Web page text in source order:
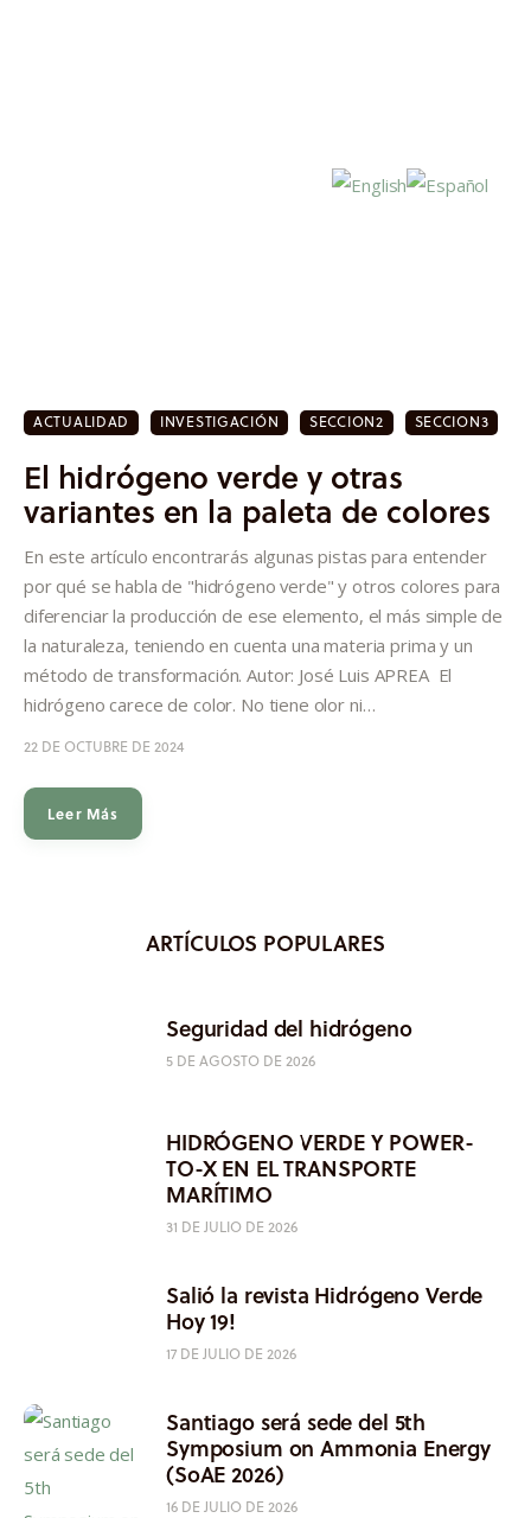
Investigación
Proyectos
Informes
Quiénes somos
ACTUALIDAD INVESTIGACIÓN SECCION2 SECCION3
El hidrógeno verde y otras
variantes en la paleta de colores
En este artículo encontrarás algunas pistas para entender
por qué se habla de "hidrógeno verde" y otros colores para
diferenciar la producción de ese elemento, el más simple de
la naturaleza, teniendo en cuenta una materia prima y un
método de transformación. Autor: José Luis APREA El
hidrógeno carece de color. No tiene olor ni…
22 DE OCTUBRE DE 2024
Leer Más
ARTÍCULOS POPULARES
Seguridad del hidrógeno
5 DE AGOSTO DE 2026
HIDRÓGENO VERDE Y POWER-
TO-X EN EL TRANSPORTE
MARÍTIMO
31 DE JULIO DE 2026
Salió la revista Hidrógeno Verde
Hoy 19!
17 DE JULIO DE 2026
Santiago será sede del 5th
Symposium on Ammonia Energy
(SoAE 2026)
16 DE JULIO DE 2026